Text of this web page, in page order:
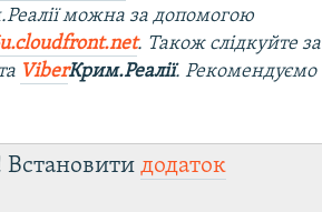
можна за допомогою
. Також слідкуйте за
ViberКрим.Реалії. Рекомендуємо
Встановитидодаток